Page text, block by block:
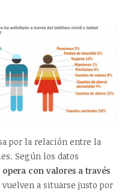
por la relación entre la
Según los datos
con valores a través
vuelven a situarse justo por